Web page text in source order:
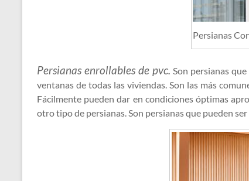
Persianas
Persianas enrollables de pvc. Son persianas
ventanas de todas las viviendas. Son las más
Fácilmente pueden dar en condiciones óptimas
otro tipo de persianas. Son persianas que pueden